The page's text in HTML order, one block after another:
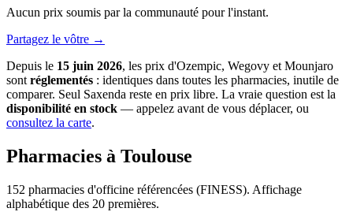
Aucun prix soumis par la communauté pour l'instant.
Partagez le vôtre →
Depuis le 15 juin 2026, les prix d'Ozempic, Wegovy et Mounjaro
sontréglementés : identiques dans toutes les pharmacies, inutile de
comparer. Seul Saxenda reste en prix libre. La vraie question est la
disponibilité en stock — appelez avant de vous déplacer, ou
consultez la carte.
Pharmacies à Toulouse
152 pharmacies d'officine référencées (FINESS). Affichage
alphabétique des 20 premières.